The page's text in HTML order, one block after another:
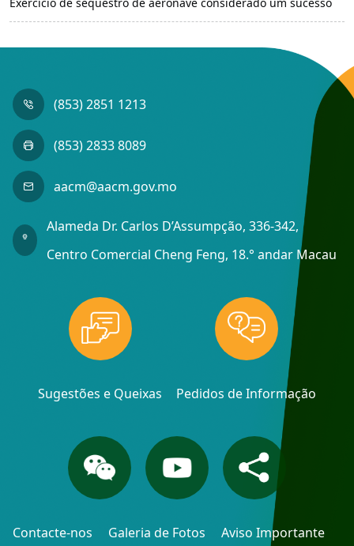
(853) 2851 1213
(853) 2833 8089
aacm@aacm.gov.mo
Alameda Dr. Carlos D’Assumpção, 336-342,
Centro Comercial Cheng Feng, 18.° andar Macau
Sugestões e Queixas Pedidos de Informação
Contacte-nos Galeria de Fotos Aviso Importante